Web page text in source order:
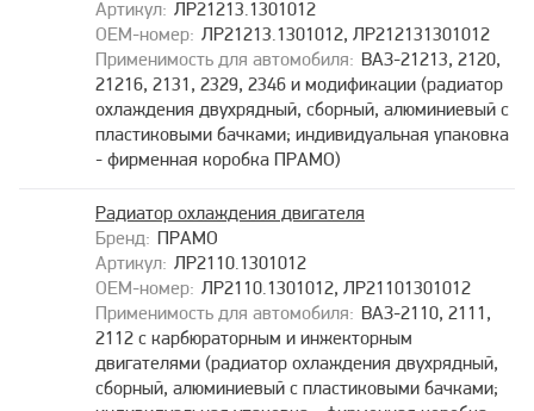
ЛР21213.1301012
ЛР21213.1301012, ЛР212131301012
ВАЗ-21213, 2120,
21216, 2131, 2329, 2346 и модификации (радиатор
охлаждения двухрядный, сборный, алюминиевый с
пластиковыми бачками; индивидуальная упаковка
- фирменная коробка ПРАМО)
ПРАМО
ЛР2110.1301012
ЛР2110.1301012, ЛР21101301012
Радиатор охлаждения двигателя
ВАЗ-2110, 2111,
2112 с карбюраторным и инжекторным
двигателями (радиатор охлаждения двухрядный,
сборный, алюминиевый с пластиковыми бачками;